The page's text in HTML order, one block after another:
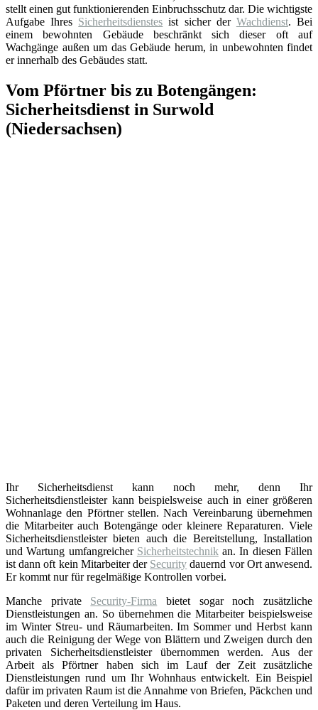
stellt einen gut funktionierenden Einbruchsschutz dar. Die wichtigste
Aufgabe Ihres Sicherheitsdienstes ist sicher der Wachdienst. Bei
einem bewohnten Gebäude beschränkt sich dieser oft auf
Wachgänge außen um das Gebäude herum, in unbewohnten findet
er innerhalb des Gebäudes statt.
Vom Pförtner bis zu Botengängen:
Sicherheitsdienst in Surwold
(Niedersachsen)
Ihr Sicherheitsdienst kann noch mehr, denn Ihr
Sicherheitsdienstleister kann beispielsweise auch in einer größeren
Wohnanlage den Pförtner stellen. Nach Vereinbarung übernehmen
die Mitarbeiter auch Botengänge oder kleinere Reparaturen. Viele
Sicherheitsdienstleister bieten auch die Bereitstellung, Installation
und Wartung umfangreicher Sicherheitstechnikan. In diesen Fällen
ist dann oft kein Mitarbeiter der Security dauernd vor Ort anwesend.
Er kommt nur für regelmäßige Kontrollen vorbei.
Manche private Security-Firma bietet sogar noch zusätzliche
Dienstleistungen an. So übernehmen die Mitarbeiter beispielsweise
im Winter Streu- und Räumarbeiten. Im Sommer und Herbst kann
auch die Reinigung der Wege von Blättern und Zweigen durch den
privaten Sicherheitsdienstleister übernommen werden. Aus der
Arbeit als Pförtner haben sich im Lauf der Zeit zusätzliche
Dienstleistungen rund um Ihr Wohnhaus entwickelt. Ein Beispiel
dafür im privaten Raum ist die Annahme von Briefen, Päckchen und
Paketen und deren Verteilung im Haus.